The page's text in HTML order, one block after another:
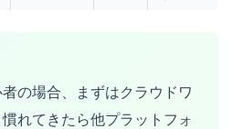
の場合、まずはクラウドワ
れてきたら他プラットフォ